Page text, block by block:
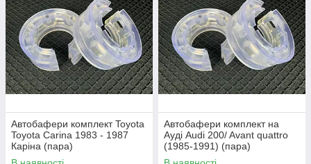
Автобафери комплект Toyota
Toyota Carina 1983 - 1987
Каріна (пара)
Автобафери комплект на
Ауді Audi 200/ Avant quattro
(1985-1991) (пара)